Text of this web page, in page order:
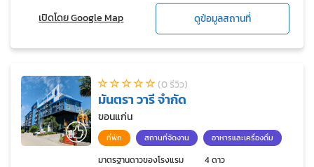
เปิดโดย Google Map ดูข้อมูลสถานที่
(0 รีวิว)
มันตรา วารี จำกัด
ขอนแก่น
ที่พัก สถานที่จัดงาน อาหารและเครื่องดื่ม
มาตรฐานดาวของโรงแรม
4 ดาว